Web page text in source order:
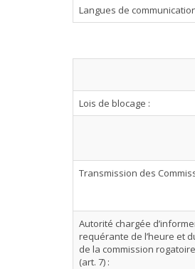
Langues de
Lois de blocage :
Transmission des
Autorité chargée
requérante de l’heure et
de la commission rogatoire
(art. 7) :